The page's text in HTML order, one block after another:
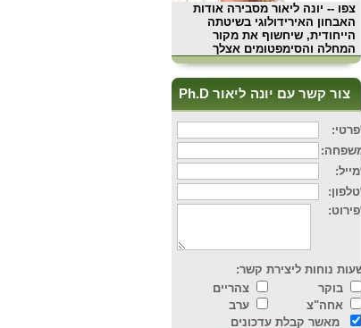
צפו -- יונה ליאור מסבירה אודות
האבחון האירידולוגי בשיטתה
הייחודית, שיחשוף את מקור
המחלה והסימפטומים אצלך
צור קשר עם יונה ליאור Ph.D